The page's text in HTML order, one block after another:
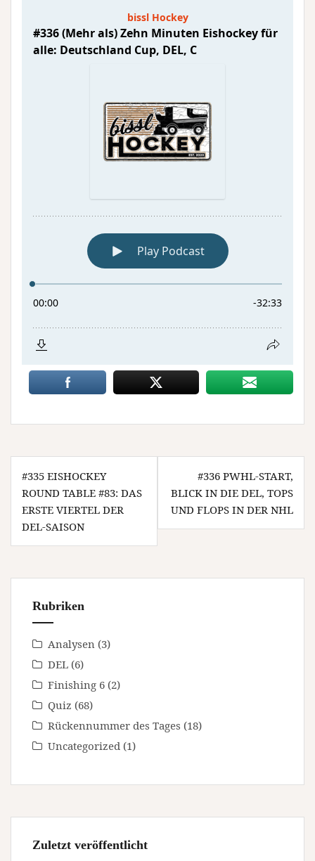
Beitragsnavigation
#335 EISHOCKEY
ROUND TABLE #83: DAS
ERSTE VIERTEL DER
DEL-SAISON
#336 PWHL-START,
BLICK IN DIE DEL, TOPS
UND FLOPS IN DER NHL
Rubriken
Analysen (3)
DEL (6)
Finishing 6 (2)
Quiz (68)
Rückennummer des Tages (18)
Uncategorized (1)
Zuletzt veröffentlicht